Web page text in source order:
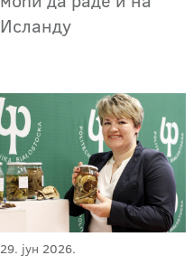
Исланду
29. јун 2026.